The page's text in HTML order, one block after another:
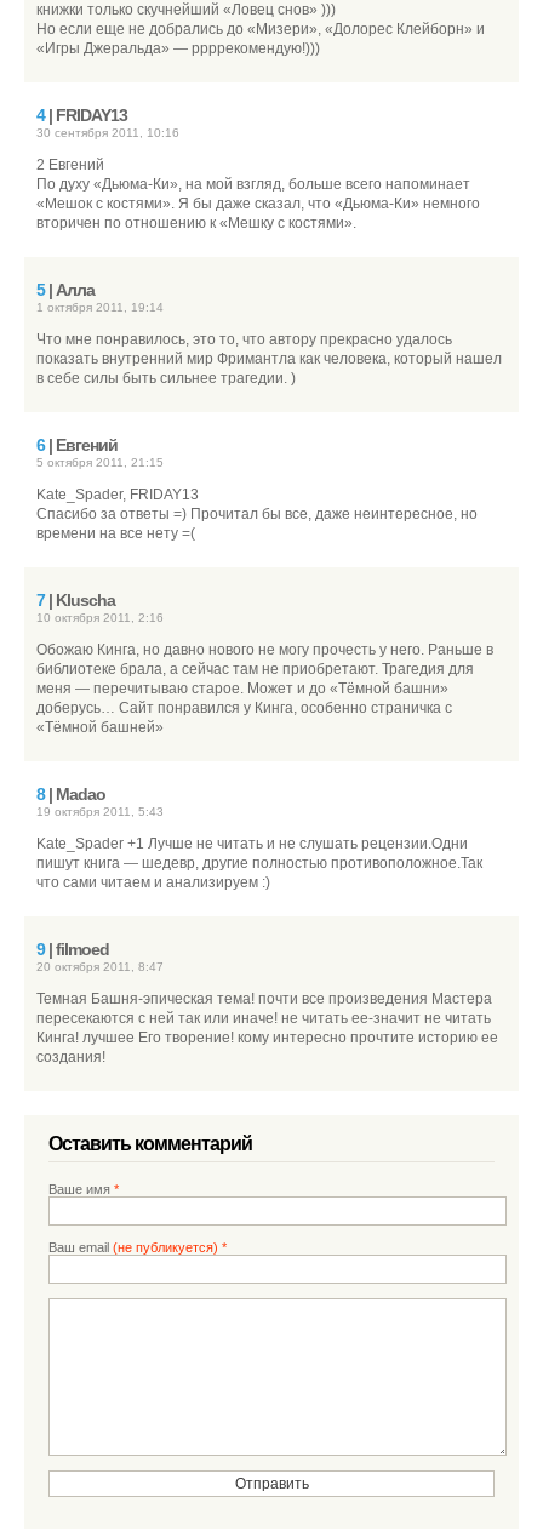
книжки только скучнейший «Ловец снов» )))
Но если еще не добрались до «Мизери», «Долорес Клейборн» и
«Игры Джеральда» — ррррекомендую!)))
4| FRIDAY13
30 сентября 2011, 10:16
2 Евгений
По духу «Дьюма-Ки», на мой взгляд, больше всего напоминает
«Мешок с костями». Я бы даже сказал, что «Дьюма-Ки» немного
вторичен по отношению к «Мешку с костями».
5| Алла
1 октября 2011, 19:14
Что мне понравилось, это то, что автору прекрасно удалось
показать внутренний мир Фримантла как человека, который нашел
в себе силы быть сильнее трагедии. )
6| Евгений
5 октября 2011, 21:15
Kate_Spader, FRIDAY13
Спасибо за ответы =) Прочитал бы все, даже неинтересное, но
времени на все нету =(
7| Kluscha
10 октября 2011, 2:16
Обожаю Кинга, но давно нового не могу прочесть у него. Раньше в
библиотеке брала, а сейчас там не приобретают. Трагедия для
меня — перечитываю старое. Может и до «Тёмной башни»
доберусь… Сайт понравился у Кинга, особенно страничка с
«Тёмной башней»
8| Madao
19 октября 2011, 5:43
Kate_Spader +1 Лучше не читать и не слушать рецензии.Одни
пишут книга — шедевр, другие полностью противоположное.Так
что сами читаем и анализируем :)
9| filmoed
20 октября 2011, 8:47
Темная Башня-эпическая тема! почти все произведения Мастера
пересекаются с ней так или иначе! не читать ее-значит не читать
Кинга! лучшее Его творение! кому интересно прочтите историю ее
создания!
Оставить комментарий
Ваше имя *
Ваш email (не публикуется) *